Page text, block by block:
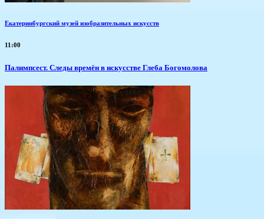
Екатеринбургский музей изобразительных искусств
11:00
Палимпсест. Следы времён в искусстве Глеба Богомолова